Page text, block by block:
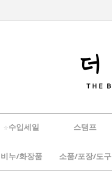
☆수입세일 스탬프
비누/화장품 소품/포장/도구